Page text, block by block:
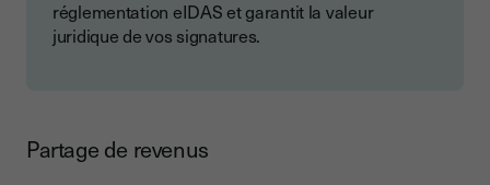
réglementation eIDAS et garantit la valeur
juridique de vos signatures.
Partage de revenus